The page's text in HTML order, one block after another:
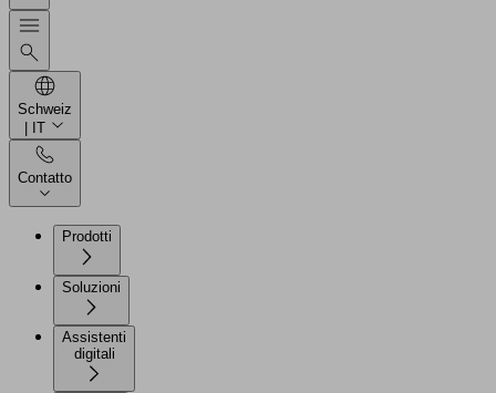
Schweiz
| IT
Contatto
Prodotti
Soluzioni
Assistenti